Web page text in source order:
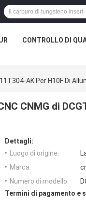
CONTROLLO DI
AK Per H10F Di
CNMG di
Dettagli:
Luogo di origine:
Marca:
Numero di modello:
Termini di pagamento e